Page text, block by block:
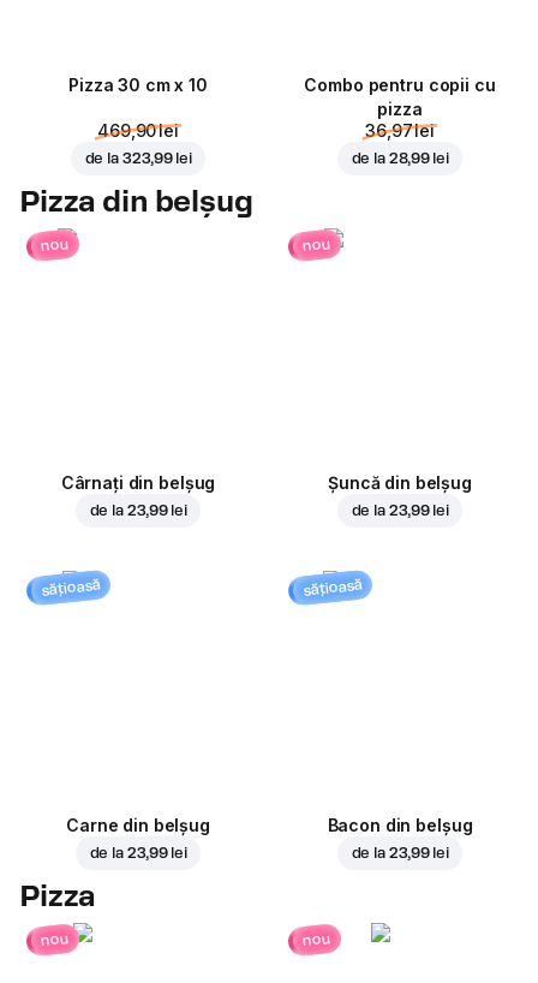
Pizza 30 cm x 10
469,90 lei
de la 323,99 lei
Combo pentru copii cu
pizza
36,97 lei
de la 28,99 lei
Pizza din belșug
nou
Cârnați din belșug
de la 23,99 lei
nou
Șuncă din belșug
de la 23,99 lei
sățioasă
Carne din belșug
de la 23,99 lei
sățioasă
Bacon din belșug
de la 23,99 lei
Pizza
nou nou